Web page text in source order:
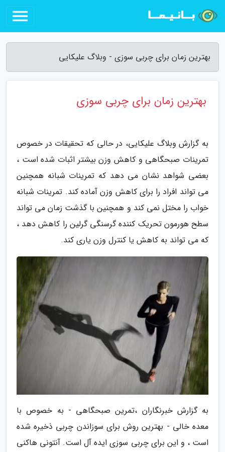
بهترین زمان برای چربی سوزی - وبلاگ علیکایی
بهترین زمان برای چربی سوزی
به گزارش وبلاگ علیکایی، در حالی که تحقیقات در خصوص
تمرینات صبحگاهی و کاهش وزن بیشتر اثبات شده است ،
بعضی شواهد نشان می دهد که تمرینات شبانه همچنین
می تواند افراد را برای کاهش وزن آماده کند. تمرینات شبانه
خواب را مختل نمی کند و همچنین با گذشت زمان می تواند
سطح هورمون تحریک کننده گرسنگی گرلین را کاهش دهد ،
که می تواند به کاهش یا کنترل وزن یاری کند.
به گزارش خبرنگاران ،تمرین صبحگاهی - به خصوص با
معده خالی - بهترین روش برای سوزاندن چربی ذخیره شده
است ، و این برای چربی سوزی ایده آل است. آنتونی هاکنی